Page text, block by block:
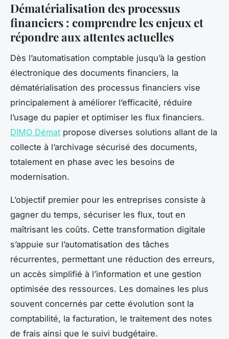
Dématérialisation des processus
financiers : comprendre les enjeux et
répondre aux attentes actuelles
Dès l’automatisation comptable jusqu’à la gestion
électronique des documents financiers, la
dématérialisation des processus financiers vise
principalement à améliorer l’efficacité, réduire
l’usage du papier et optimiser les flux financiers.
DIMO Démat propose diverses solutions allant de la
collecte à l’archivage sécurisé des documents,
totalement en phase avec les besoins de
modernisation.
L’objectif premier pour les entreprises consiste à
gagner du temps, sécuriser les flux, tout en
maîtrisant les coûts. Cette transformation digitale
s’appuie sur l’automatisation des tâches
récurrentes, permettant une réduction des erreurs,
un accès simplifié à l’information et une gestion
optimisée des ressources. Les domaines les plus
souvent concernés par cette évolution sont la
comptabilité, la facturation, le traitement des notes
de frais ainsi que le suivi budgétaire.